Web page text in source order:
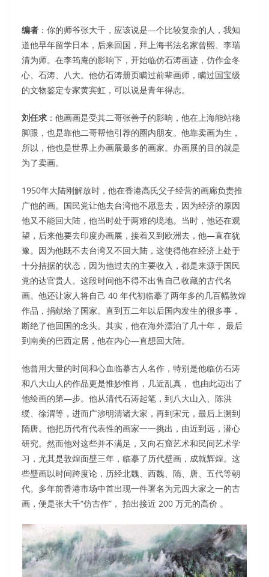
编者 ：你的师爷张大千，应该说是—个比较复杂的人，我知
道他早年留学日本，后来回国，拜上海书法名家曾熙、李瑞
清为师。在李筠庵的影响下，开始临仿石涛画迹，仿作金冬
心、石涛、八大。他仿石涛册页瞒过前辈画师，瞒过国宝级
的文物鉴定专家黄宾虹，可以说是青年得志。
刘任求 ：他画画是受其二哥张善子的影响，他在上海能站稳
脚跟，也是靠他二哥帮他引荐的圈内朋友。他靠卖画为生，
所以，他也是世界上办画展最多的画家。办画展的目的就是
为了卖画。
1950年大陆刚解放时，他在香港高氏父子经营的画廊负责推
广他的画。国民党让他去台湾他不愿意去，因为经济的原因
他又不能回大陆，他当时处于两难的境地。当时，他还在观
望，后来他要去印度办画展，接着又到欧洲去，他—直在犹
豫。因为他既不去台湾又不回大陆，这使得他在经济上处于
十分拮据的状态，因为他过去的主要收入，都是来源于国民
党的达官贵人。这段时间他不得不出售自己收藏的古代名
画。他还让家人将自己 40 年代初临摹了两年多的几百幅敦煌
作品，捐献给了国家。直到五二年以后国内发生的很多事，
断绝了他回国的念头。其实，他在海外漂泊了几十年， 最后
到南美的巴西定居，他在内心—直想回大陆。
他曾用大量的时间和心血临摹古人名作，特别是他临仿石涛
和八大山人的作品更是惟妙惟肖，几近乱真， 也由此迈出了
他绘画的第—步。他从清代石涛起笔，到八大山入、陈洪
绶、徐渭等，进而广涉明清诸大家，再到宋元，最后上溯到
隋唐。他把历代有代表性的画家一一挑出，由近到远，潜心
研究。然而他对这些并不满足，又向石窟艺术和民间艺术学
习，尤其是敦煌面壁三年，临摹了历代壁画，成就辉煌。这
些壁画以时间跨度论，历经北魏、西魏、隋、唐、五代等朝
代。多年前香港市场中首出现一件署名为元四大家之一的古
画，便是张大千“仿古作”， 拍出接近 200 万元的高价 。